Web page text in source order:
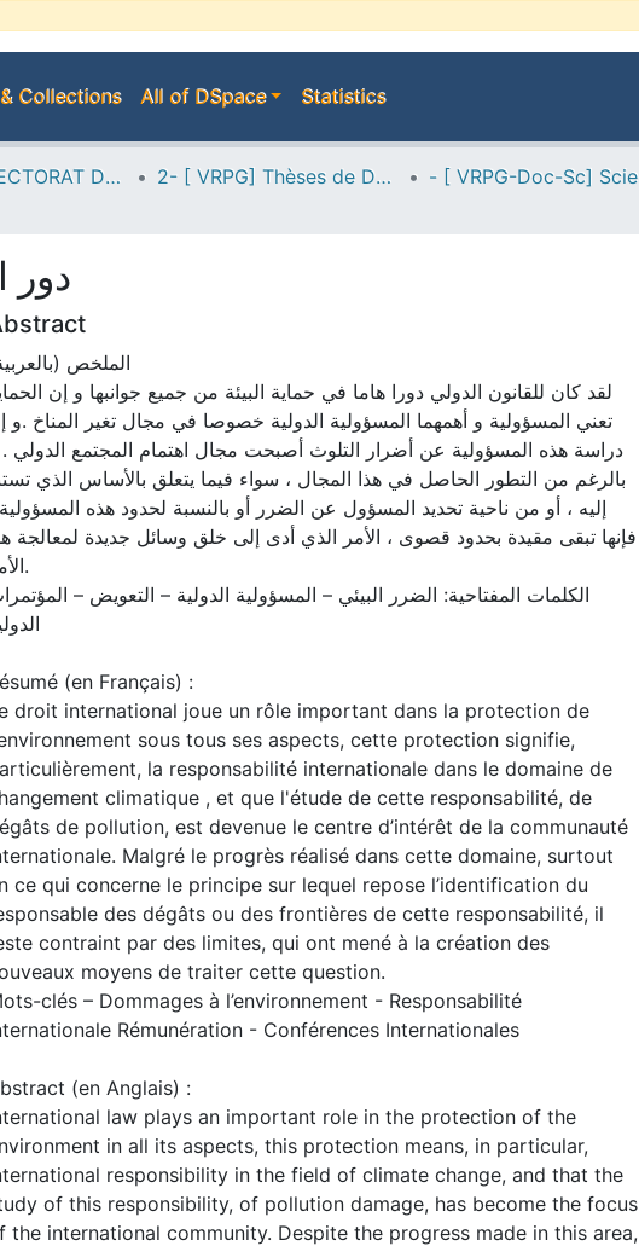
Collections All of DSpace Statistics
A--> VICE-RECTORAT DE LA POST-GRADUATION 2- [ VRPG] Thèses de Doctorat en Sciences
دور
الملخص
لقد كان للقانون الدولي دورا هاما في حماية البيئة من جميع جوانبها و إن
تعني المسؤولية و أهمهما المسؤولية الدولية خصوصا في مجال تغير المناخ .و
دراسة هذه المسؤولية عن أضرار التلوث أصبحت مجال اهتمام المجتمع الدولي
بالرغم من التطور الحاصل في هذا المجال ، سواء فيما يتعلق بالأساس الذي
إليه ، أو من ناحية تحديد المسؤول عن الضرر أو بالنسبة لحدود هذه
فإنها تبقى مقيدة بحدود قصوى ، الأمر الذي أدى إلى خلق وسائل جديدة لمعالجة
الكلمات المفتاحية: الضرر البيئي – المسؤولية الدولية – التعويض –
(en Français) :
droit international joue un rôle important dans la protection de
sous tous ses aspects, cette protection signifie,
la responsabilité internationale dans le domaine de
climatique , et que l'étude de cette responsabilité, de
de pollution, est devenue le centre d’intérêt de la communauté
Malgré le progrès réalisé dans cette domaine, surtout
ce qui concerne le principe sur lequel repose l’identification du
des dégâts ou des frontières de cette responsabilité, il
contraint par des limites, qui ont mené à la création des
moyens de traiter cette question.
clés – Dommages à l’environnement - Responsabilité
Rémunération - Conférences Internationales
(en Anglais) :
law plays an important role in the protection of the
in all its aspects, this protection means, in particular,
responsibility in the field of climate change, and that the
of this responsibility, of pollution damage, has become the focus
the international community. Despite the progress made in this area,